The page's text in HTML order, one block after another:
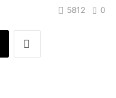
0
5812